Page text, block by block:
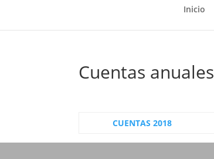
Inicio
Cuentas anuales
CUENTAS 2018